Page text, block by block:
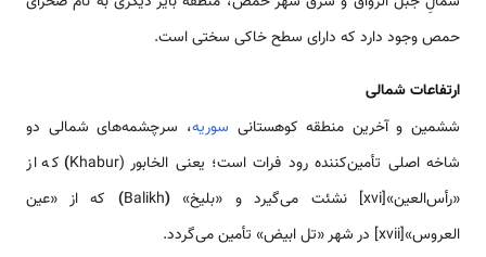
حمص وجود دارد که دارای سطح خاکی سختی است.
ارتفاعات شمالی
ششمین و آخرین منطقه کوهستانی سوریه، سرچشمه‌های شمالی دو
شاخه اصلی تأمین‌کننده رود فرات است؛ یعنی الخابور (Khabur
) که از
«رأس‌العین»[xvi] نشئت می‌گیرد و «بلیخ»
(
Balikh
) که از «عین
العروس»[xvii] در شهر «تل ابیض» تأمین می‌گردد.